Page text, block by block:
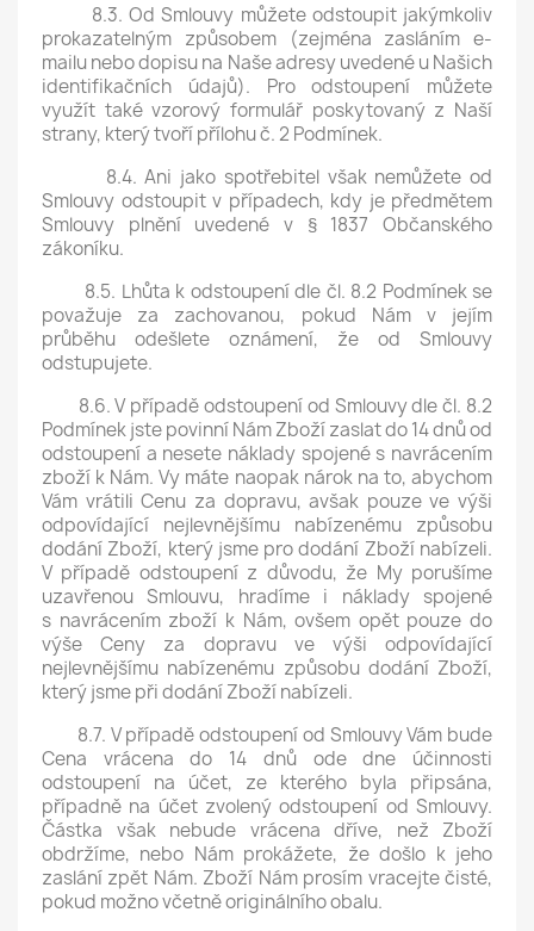
8.3. Od Smlouvy můžete odstoupit jakýmkoliv
prokazatelným způsobem (zejména zasláním e-
mailu nebo dopisu na Naše adresy uvedené u Našich
identifikačních údajů). Pro odstoupení můžete
využít také vzorový formulář poskytovaný z Naší
strany, který tvoří přílohu č. 2 Podmínek.
8.4. Ani jako spotřebitel však nemůžete od
Smlouvy odstoupit v případech, kdy je předmětem
Smlouvy plnění uvedené v § 1837 Občanského
zákoníku.
8.5. Lhůta k odstoupení dle čl. 8.2 Podmínek se
považuje za zachovanou, pokud Nám v jejím
průběhu odešlete oznámení, že od Smlouvy
odstupujete.
8.6. V případě odstoupení od Smlouvy dle čl. 8.2
Podmínek jste povinní Nám Zboží zaslat do 14 dnů od
odstoupení a nesete náklady spojené s navrácením
zboží k Nám. Vy máte naopak nárok na to, abychom
Vám vrátili Cenu za dopravu, avšak pouze ve výši
odpovídající nejlevnějšímu nabízenému způsobu
dodání Zboží, který jsme pro dodání Zboží nabízeli.
V případě odstoupení z důvodu, že My porušíme
uzavřenou Smlouvu, hradíme i náklady spojené
s navrácením zboží k Nám, ovšem opět pouze do
výše Ceny za dopravu ve výši odpovídající
nejlevnějšímu nabízenému způsobu dodání Zboží,
který jsme při dodání Zboží nabízeli.
8.7. V případě odstoupení od Smlouvy Vám bude
Cena vrácena do 14 dnů ode dne účinnosti
odstoupení na účet, ze kterého byla připsána,
případně na účet zvolený odstoupení od Smlouvy.
Částka však nebude vrácena dříve, než Zboží
obdržíme, nebo Nám prokážete, že došlo k jeho
zaslání zpět Nám. Zboží Nám prosím vracejte čisté,
pokud možno včetně originálního obalu.